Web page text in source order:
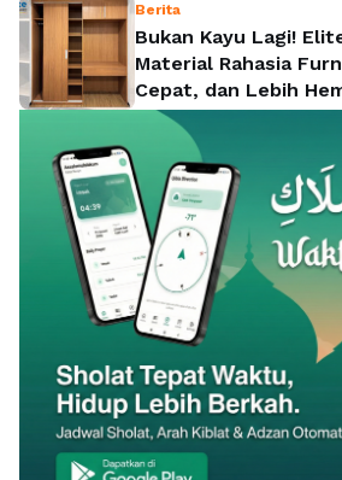
Berita
Bukan Kayu Lagi!
Material Rahasia
Cepat, dan Lebih